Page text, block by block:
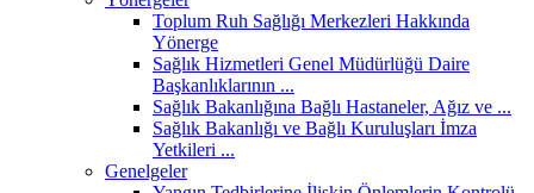
Toplum Ruh Sağlığı Merkezleri Hakkında
Yönerge
Sağlık Hizmetleri Genel Müdürlüğü Daire
Başkanlıklarının ...
Sağlık Bakanlığına Bağlı Hastaneler, Ağız ve ...
Sağlık Bakanlığı ve Bağlı Kuruluşları İmza
Yetkileri ...
Genelgeler